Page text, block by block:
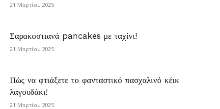
21 Μαρτίου 2025
Σαρακοστιανά pancakes με ταχίνι!
21 Μαρτίου 2025
Πώς να φτιάξετε το φανταστικό πασχαλινό κέικ
λαγουδάκι!
21 Μαρτίου 2025